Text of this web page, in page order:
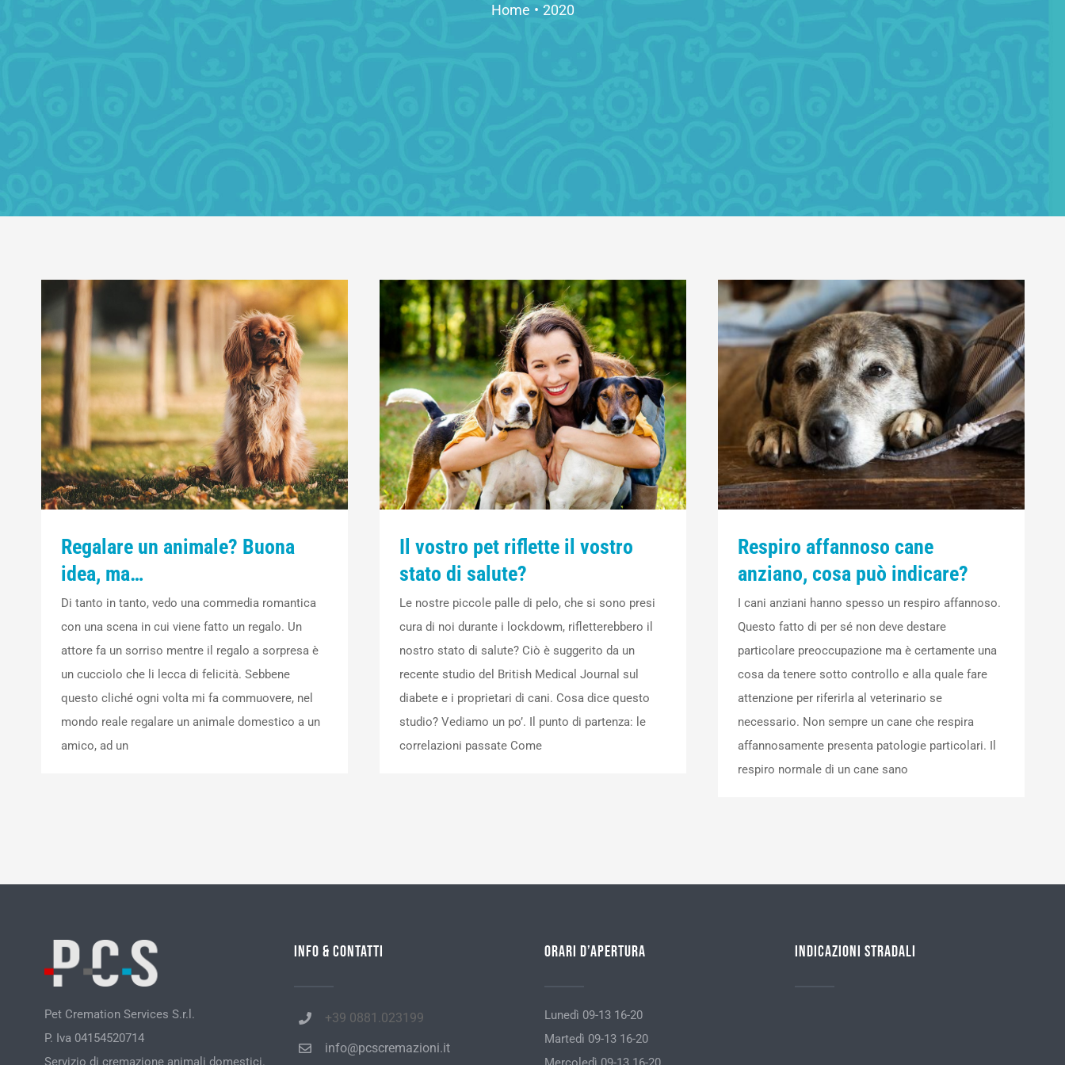
Home • 2020
Regalare un animale? Buona
idea, ma…
Di tanto in tanto, vedo una commedia romantica
con una scena in cui viene fatto un regalo. Un
attore fa un sorriso mentre il regalo a sorpresa è
un cucciolo che li lecca di felicità. Sebbene
questo cliché ogni volta mi fa commuovere, nel
mondo reale regalare un animale domestico a un
amico, ad un
Il vostro pet riflette il vostro
stato di salute?
Le nostre piccole palle di pelo, che si sono presi
cura di noi durante i lockdowm, rifletterebbero il
nostro stato di salute? Ciò è suggerito da un
recente studio del British Medical Journal sul
diabete e i proprietari di cani. Cosa dice questo
studio? Vediamo un po’. Il punto di partenza: le
correlazioni passate Come
Respiro affannoso cane
anziano, cosa può indicare?
I cani anziani hanno spesso un respiro affannoso.
Questo fatto di per sé non deve destare
particolare preoccupazione ma è certamente una
cosa da tenere sotto controllo e alla quale fare
attenzione per riferirla al veterinario se
necessario. Non sempre un cane che respira
affannosamente presenta patologie particolari. Il
respiro normale di un cane sano
Pet Cremation Services S.r.l.
P. Iva 04154520714
Servizio di cremazione animali domestici.
Info & Contatti
+39 0881.023199
info@pcscremazioni.it
Orari d’apertura
Lunedì 09-13 16-20
Martedì 09-13 16-20
Indicazioni stradali